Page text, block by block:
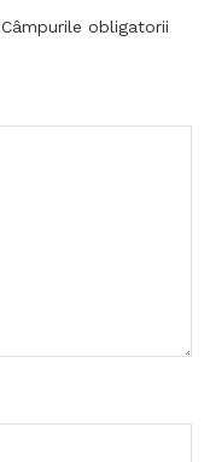
Câmpurile obligatorii